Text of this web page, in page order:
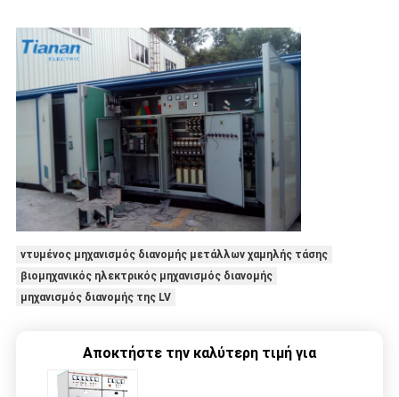
ντυμένος μηχανισμός διανομής μετάλλων χαμηλής τάσης
βιομηχανικός ηλεκτρικός μηχανισμός διανομής
μηχανισμός διανομής της LV
Αποκτήστε την καλύτερη τιμή για